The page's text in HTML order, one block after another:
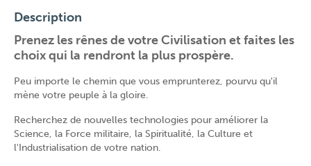
Description
Prenez les rênes de votre Civilisation et faites les
choix qui la rendront la plus prospère.
Peu importe le chemin que vous emprunterez, pourvu qu'il
mène votre peuple à la gloire.
Recherchez de nouvelles technologies pour améliorer la
Science, la Force militaire, la Spiritualité, la Culture et
l'Industrialisation de votre nation.